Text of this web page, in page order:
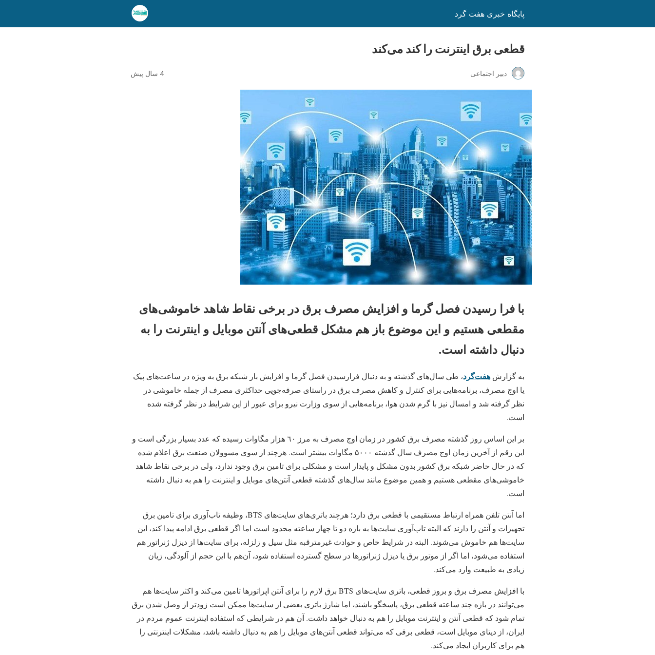
پایگاه خبری هفت گرد
قطعی برق اینترنت را کند می‌کند
دبیر اجتماعی 4 سال پیش
با فرا رسیدن فصل گرما و افزایش مصرف برق در برخی نقاط شاهد خاموشی‌های
مقطعی هستیم و این موضوع باز هم مشکل قطعی‌های آنتن موبایل و اینترنت را به
دنبال داشته است.
به گزارش هفت‌گرد، طی سال‌های گذشته و به دنبال فرارسیدن فصل گرما و افزایش بار شبکه برق به ویژه در ساعت‌های پیک
یا اوج مصرف، برنامه‌هایی برای کنترل و کاهش مصرف برق در راستای صرفه‌جویی حداکثری مصرف از جمله خاموشی در
نظر گرفته شد و امسال نیز با گرم شدن هوا، برنامه‌هایی از سوی وزارت نیرو برای عبور از این شرایط در نظر گرفته شده
است.
بر این اساس روز گذشته مصرف برق کشور در زمان اوج مصرف به مرز ٦٠ هزار مگاوات رسیده که عدد بسیار بزرگی است و
این رقم از آخرین زمان اوج مصرف سال گذشته ۵۰۰۰ مگاوات بیشتر است. هرچند از سوی مسوولان صنعت برق اعلام شده
که در حال حاضر شبکه برق کشور بدون مشکل و پایدار است و مشکلی برای تامین برق وجود ندارد، ولی در برخی نقاط شاهد
خاموشی‌های مقطعی هستیم و همین موضوع مانند سال‌های گذشته قطعی‌ آنتن‌های موبایل و اینترنت را هم به دنبال داشته
است.
اما آنتن تلفن همراه ارتباط مستقیمی با قطعی برق دارد؛ هرچند باتری‌های سایت‌های BTS، وظیفه تاب‌آوری برای تامین برق
تجهیزات و آنتن را دارند که البته تاب‌آوری سایت‌ها به بازه دو تا چهار ساعته محدود است اما اگر قطعی برق ادامه پیدا کند، این
سایت‌ها هم خاموش می‌شوند. البته در شرایط خاص و حوادث غیرمترقبه مثل سیل و زلزله، برای سایت‌ها از دیزل ژنراتور هم
استفاده می‌شود، اما اگر از موتور برق یا دیزل ژنراتورها در سطح گسترده استفاده شود، آن‌هم با این حجم از آلودگی، زیان
زیادی به طبیعت وارد می‌کند.
با افزایش مصرف برق و بروز قطعی، باتری سایت‌های BTS برق لازم را برای آنتن اپراتورها تامین می‌کند و اکثر سایت‌ها هم
می‌توانند در بازه چند ساعته قطعی برق، پاسخگو باشند، اما شارژ باتری‌ بعضی از سایت‌ها ممکن است زودتر از وصل شدن برق
تمام شود که قطعی آنتن و اینترنت موبایل را هم به دنبال خواهد داشت. آن هم در شرایطی که استفاده اینترنت عموم مردم در
ایران، از دیتای موبایل است، قطعی برقی که می‌تواند قطعی آنتن‌های موبایل را هم به دنبال داشته باشد، مشکلات اینترنتی را
هم برای کاربران ایجاد می‌کند.